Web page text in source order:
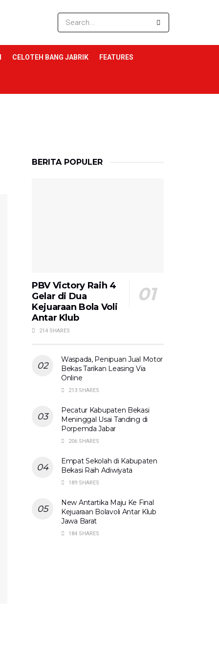
CELOTEH BANG JABRIK FEATURES
BERITA POPULER
PBV Victory Raih 4
Gelar di Dua
Kejuaraan Bola Voli
Antar Klub
214 SHARES
Waspada, Penipuan Jual Motor
Bekas Tarikan Leasing Via
Online
213 SHARES
Pecatur Kabupaten Bekasi
Meninggal Usai Tanding di
Porpemda Jabar
206 SHARES
Empat Sekolah di Kabupaten
Bekasi Raih Adiwiyata
189 SHARES
New Antartika Maju Ke Final
Kejuaraan Bolavoli Antar Klub
Jawa Barat
184 SHARES